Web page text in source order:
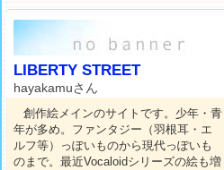
LIBERTY STREET
hayakamuさん
創作絵メインのサイトです。少年・青
年が多め。ファンタジー（羽根耳・エ
ルフ等）っぽいものから現代っぽいも
のまで。最近Vocaloidシリーズの絵も増